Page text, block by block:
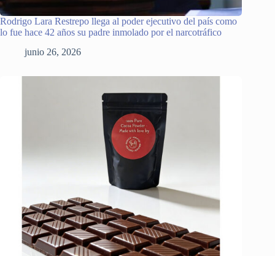
Rodrigo Lara Restrepo llega al poder ejecutivo del país como
lo fue hace 42 años su padre inmolado por el narcotráfico
junio 26, 2026